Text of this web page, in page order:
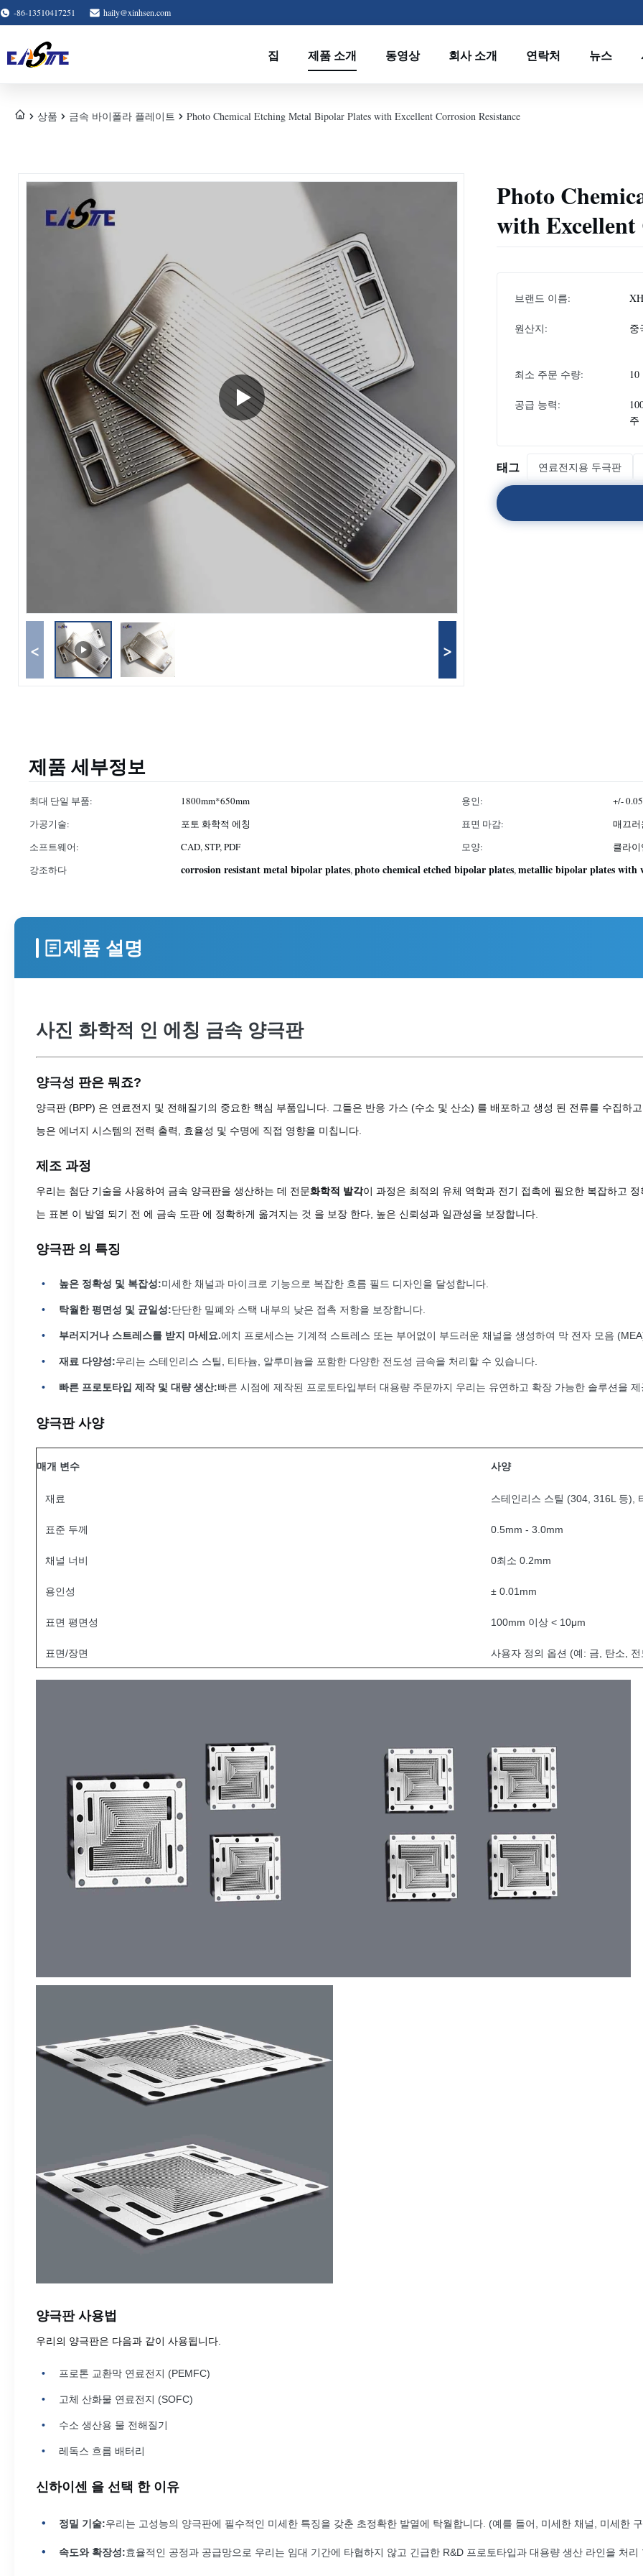
-86-13510417251 haily@xinhsen.com
집 제품 소개 동영상 회사 소개 연락처 뉴스
상품 금속 바이폴라 플레이트 Photo Chemical Etching Metal Bipolar Plates with Excellent Corrosion Resistance
< >
Photo
with Excellent
브랜드 이름:
원산지: 중
최소 주문 수량: 10
공급 능력:
주
태그 연료전지용 두극판
제품 세부정보
최대 단일 부품: 1800mm*650mm 용인:
+/-
가공기술:
포토 화학적 에칭 표면 마감:
매끄러
소프트웨어:
CAD, STP, PDF 모양:
클라
강조하다
corrosion resistant metal bipolar plates,photo chemical etched bipolar plates,metallic bipolar plates with
제품 설명
사진 화학적 인 에칭 금속 양극판
양극성 판은 뭐죠?
양극판 (BPP) 은 연료전지 및 전해질기의 중요한 핵심 부품입니다. 그들은 반응 가스 (수소 및 산소) 를 배포하고 생성 된 전류를 수집하
능은 에너지 시스템의 전력 출력, 효율성 및 수명에 직접 영향을 미칩니다.
제조 과정
우리는 첨단 기술을 사용하여 금속 양극판을 생산하는 데 전문화학적 발각이 과정은 최적의 유체 역학과 전기 접촉에 필요한 복잡하고
는 표본 이 발열 되기 전 에 금속 도판 에 정확하게 옮겨지는 것 을 보장 한다, 높은 신뢰성과 일관성을 보장합니다.
양극판 의 특징
높은 정확성 및 복잡성:미세한 채널과 마이크로 기능으로 복잡한 흐름 필드 디자인을 달성합니다.
탁월한 평면성 및 균일성:단단한 밀폐와 스택 내부의 낮은 접촉 저항을 보장합니다.
부러지거나 스트레스를 받지 마세요.에치 프로세스는 기계적 스트레스 또는 부어없이 부드러운 채널을 생성하여 막 전자 모음
재료 다양성:우리는 스테인리스 스틸, 티타늄, 알루미늄을 포함한 다양한 전도성 금속을 처리할 수 있습니다.
빠른 프로토타입 제작 및 대량 생산:빠른 시점에 제작된 프로토타입부터 대용량 주문까지 우리는 유연하고 확장 가능한 솔루션을 제
양극판 사양
매개 변수 사양
재료 스테인리스 스틸 (304, 316L 등),
표준 두께 0.5mm - 3.0mm
채널 너비 0최소 0.2mm
용인성 ± 0.01mm
표면 평면성 100mm 이상 < 10μm
표면/장면 사용자 정의 옵션 (예: 금, 탄소,
양극판 사용법
우리의 양극판은 다음과 같이 사용됩니다.
프로톤 교환막 연료전지 (PEMFC)
고체 산화물 연료전지 (SOFC)
수소 생산용 물 전해질기
레독스 흐름 배터리
신하이센 을 선택 한 이유
정밀 기술:우리는 고성능의 양극판에 필수적인 미세한 특징을 갖춘 초정확한 발열에 탁월합니다. (예를 들어, 미세한 채널, 미세한
속도와 확장성:효율적인 공정과 공급망으로 우리는 임대 기간에 타협하지 않고 긴급한 R&D 프로토타입과 대용량 생산 라인을 처리